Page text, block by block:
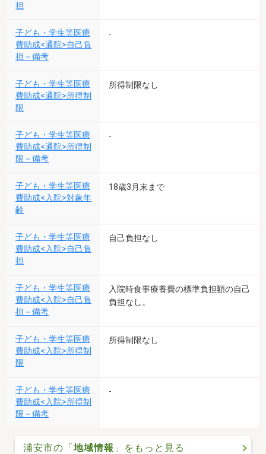
担
子ども・学生等医療
費助成<通院>自己負
担－備考
-
子ども・学生等医療
費助成<通院>所得制
限
所得制限なし
子ども・学生等医療
費助成<通院>所得制
限－備考
-
子ども・学生等医療
費助成<入院>対象年
齢
18歳3月末まで
子ども・学生等医療
費助成<入院>自己負
担
自己負担なし
子ども・学生等医療
費助成<入院>自己負
担－備考
入院時食事療養費の標準負担額の自己
負担なし。
子ども・学生等医療
費助成<入院>所得制
限
所得制限なし
子ども・学生等医療
費助成<入院>所得制
限－備考
-
浦安市の「地域情報 」をもっと見る